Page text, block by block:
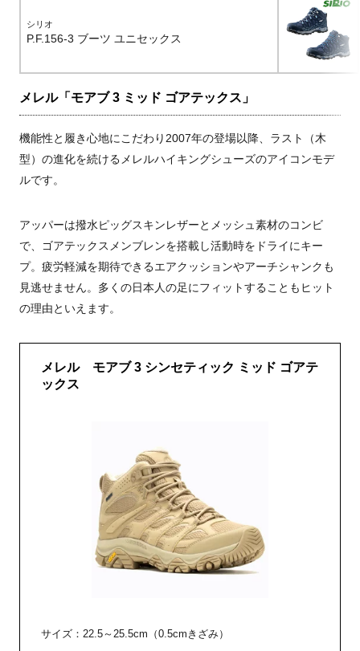
シリオ
P.F.156-3 ブーツ ユニセックス
メレル「モアブ 3 ミッド ゴアテックス」
機能性と履き心地にこだわり2007年の登場以降、ラスト（木
型）の進化を続けるメレルハイキングシューズのアイコンモデ
ルです。
アッパーは撥水ピッグスキンレザーとメッシュ素材のコンビ
で、ゴアテックスメンブレンを搭載し活動時をドライにキー
プ。疲労軽減を期待できるエアクッションやアーチシャンクも
見逃せません。多くの日本人の足にフィットすることもヒット
の理由といえます。
メレル モアブ 3 シンセティック ミッド ゴアテ
ックス
サイズ：22.5～25.5cm（0.5cmきざみ）